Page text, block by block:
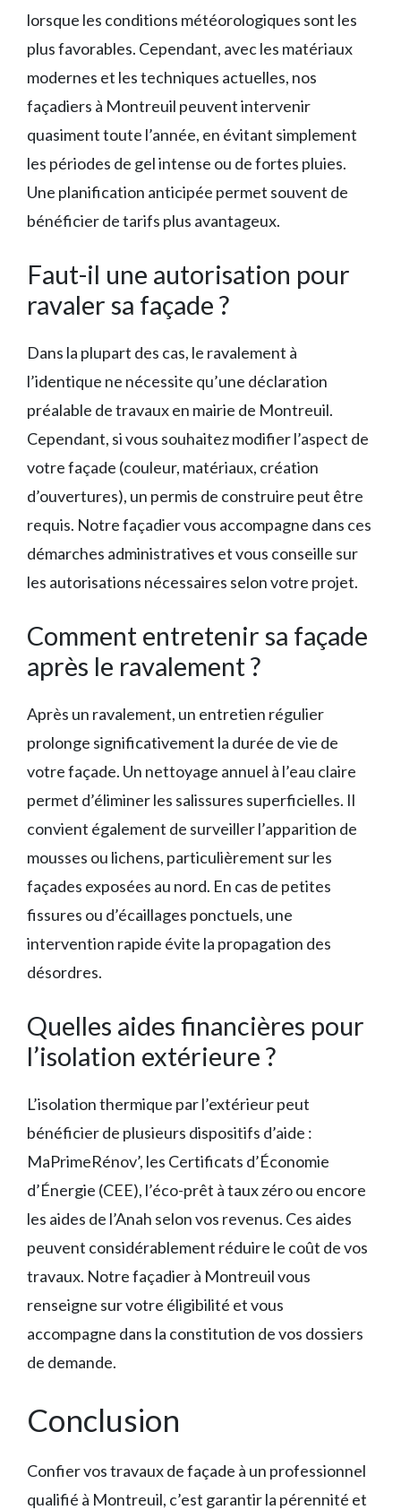
lorsque les conditions météorologiques sont les
plus favorables. Cependant, avec les matériaux
modernes et les techniques actuelles, nos
façadiers à Montreuil peuvent intervenir
quasiment toute l’année, en évitant simplement
les périodes de gel intense ou de fortes pluies.
Une planification anticipée permet souvent de
bénéficier de tarifs plus avantageux.
Faut-il une autorisation pour
ravaler sa façade ?
Dans la plupart des cas, le ravalement à
l’identique ne nécessite qu’une déclaration
préalable de travaux en mairie de Montreuil.
Cependant, si vous souhaitez modifier l’aspect de
votre façade (couleur, matériaux, création
d’ouvertures), un permis de construire peut être
requis. Notre façadier vous accompagne dans ces
démarches administratives et vous conseille sur
les autorisations nécessaires selon votre projet.
Comment entretenir sa façade
après le ravalement ?
Après un ravalement, un entretien régulier
prolonge significativement la durée de vie de
votre façade. Un nettoyage annuel à l’eau claire
permet d’éliminer les salissures superficielles. Il
convient également de surveiller l’apparition de
mousses ou lichens, particulièrement sur les
façades exposées au nord. En cas de petites
fissures ou d’écaillages ponctuels, une
intervention rapide évite la propagation des
désordres.
Quelles aides financières pour
l’isolation extérieure ?
L’isolation thermique par l’extérieur peut
bénéficier de plusieurs dispositifs d’aide :
MaPrimeRénov’, les Certificats d’Économie
d’Énergie (CEE), l’éco-prêt à taux zéro ou encore
les aides de l’Anah selon vos revenus. Ces aides
peuvent considérablement réduire le coût de vos
travaux. Notre façadier à Montreuil vous
renseigne sur votre éligibilité et vous
accompagne dans la constitution de vos dossiers
de demande.
Conclusion
Confier vos travaux de façade à un professionnel
qualifié à Montreuil, c’est garantir la pérennité et